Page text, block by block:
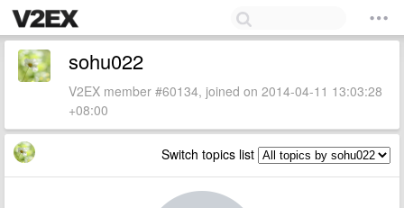
sohu022
V2EX member #60134, joined on 2014-04-11 13:03:28
+08:00
Switch topics list